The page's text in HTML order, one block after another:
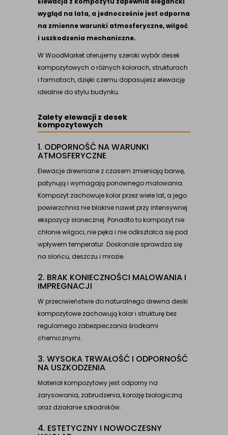
wygląd na lata, a jednocześnie jest odporna
na zmienne warunki atmosferyczne, wilgoć
i uszkodzenia mechaniczne.
W WoodMarket oferujemy szeroki wybór desek
kompozytowych o różnych kolorach, strukturach
i formatach, dzięki czemu dopasujesz elewację
idealnie do stylu budynku.
Zalety elewacji z desek
kompozytowych
1. ODPORNOŚĆ NA WARUNKI
ATMOSFERYCZNE
Elewacje drewniane z czasem zmieniają barwę,
patynują i wymagają ponownego malowania.
Kompozyt zachowuje kolor przez wiele lat, a jego
powierzchnia nie blaknie nawet przy intensywnej
ekspozycji słonecznej. Ponadto to kompozyt nie
chłonie wilgoci, nie pęka i nie odkształca się pod
wpływem temperatur. Doskonale sprawdza się
na słońcu, deszczu i mrozie.
2. BRAK KONIECZNOŚCI MALOWANIA I
IMPREGNACJI
W przeciwieństwie do naturalnego drewna deski
kompozytowe zachowują kolor i strukturę bez
regularnego zabezpieczania środkami
chemicznymi.
3. WYSOKA TRWAŁOŚĆ I ODPORNOŚĆ
NA USZKODZENIA
Materiał kompozytowy jest odporny na
zarysowania, zabrudzenia, korozję biologiczną
oraz działanie szkodników.
4. ESTETYCZNY I NOWOCZESNY